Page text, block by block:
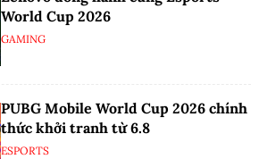
World Cup 2026
GAMING
PUBG Mobile World Cup 2026 chính
thức khởi tranh từ 6.8
ESPORTS